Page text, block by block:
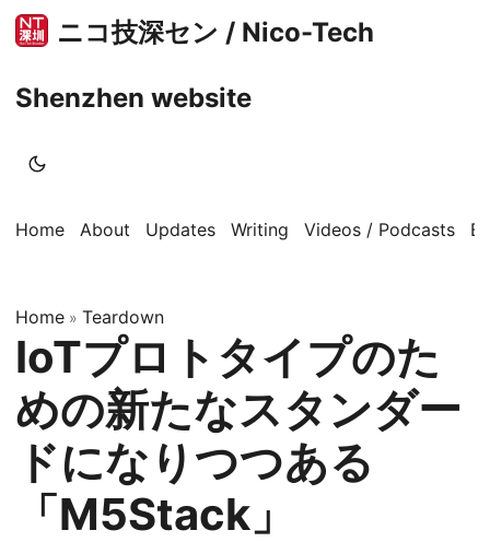
ニコ技深セン / Nico-Tech
Shenzhen website
Home About Updates Writing Videos / Podcasts
Home » Teardown
IoTプロトタイプのた
めの新たなスタンダー
ドになりつつある
「M5Stack」